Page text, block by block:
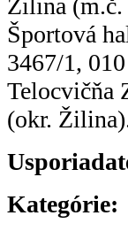
Žilina
Športová
3467/1,
Telocvičňa
(okr.
Kategórie: